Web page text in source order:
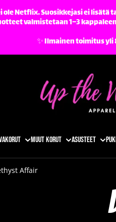
ole Netflix. Suosikkejasi ei lisätä
valmistetaan 1–3
✨️ Ilmainen toimitus
Muut korut Asusteet
Affair